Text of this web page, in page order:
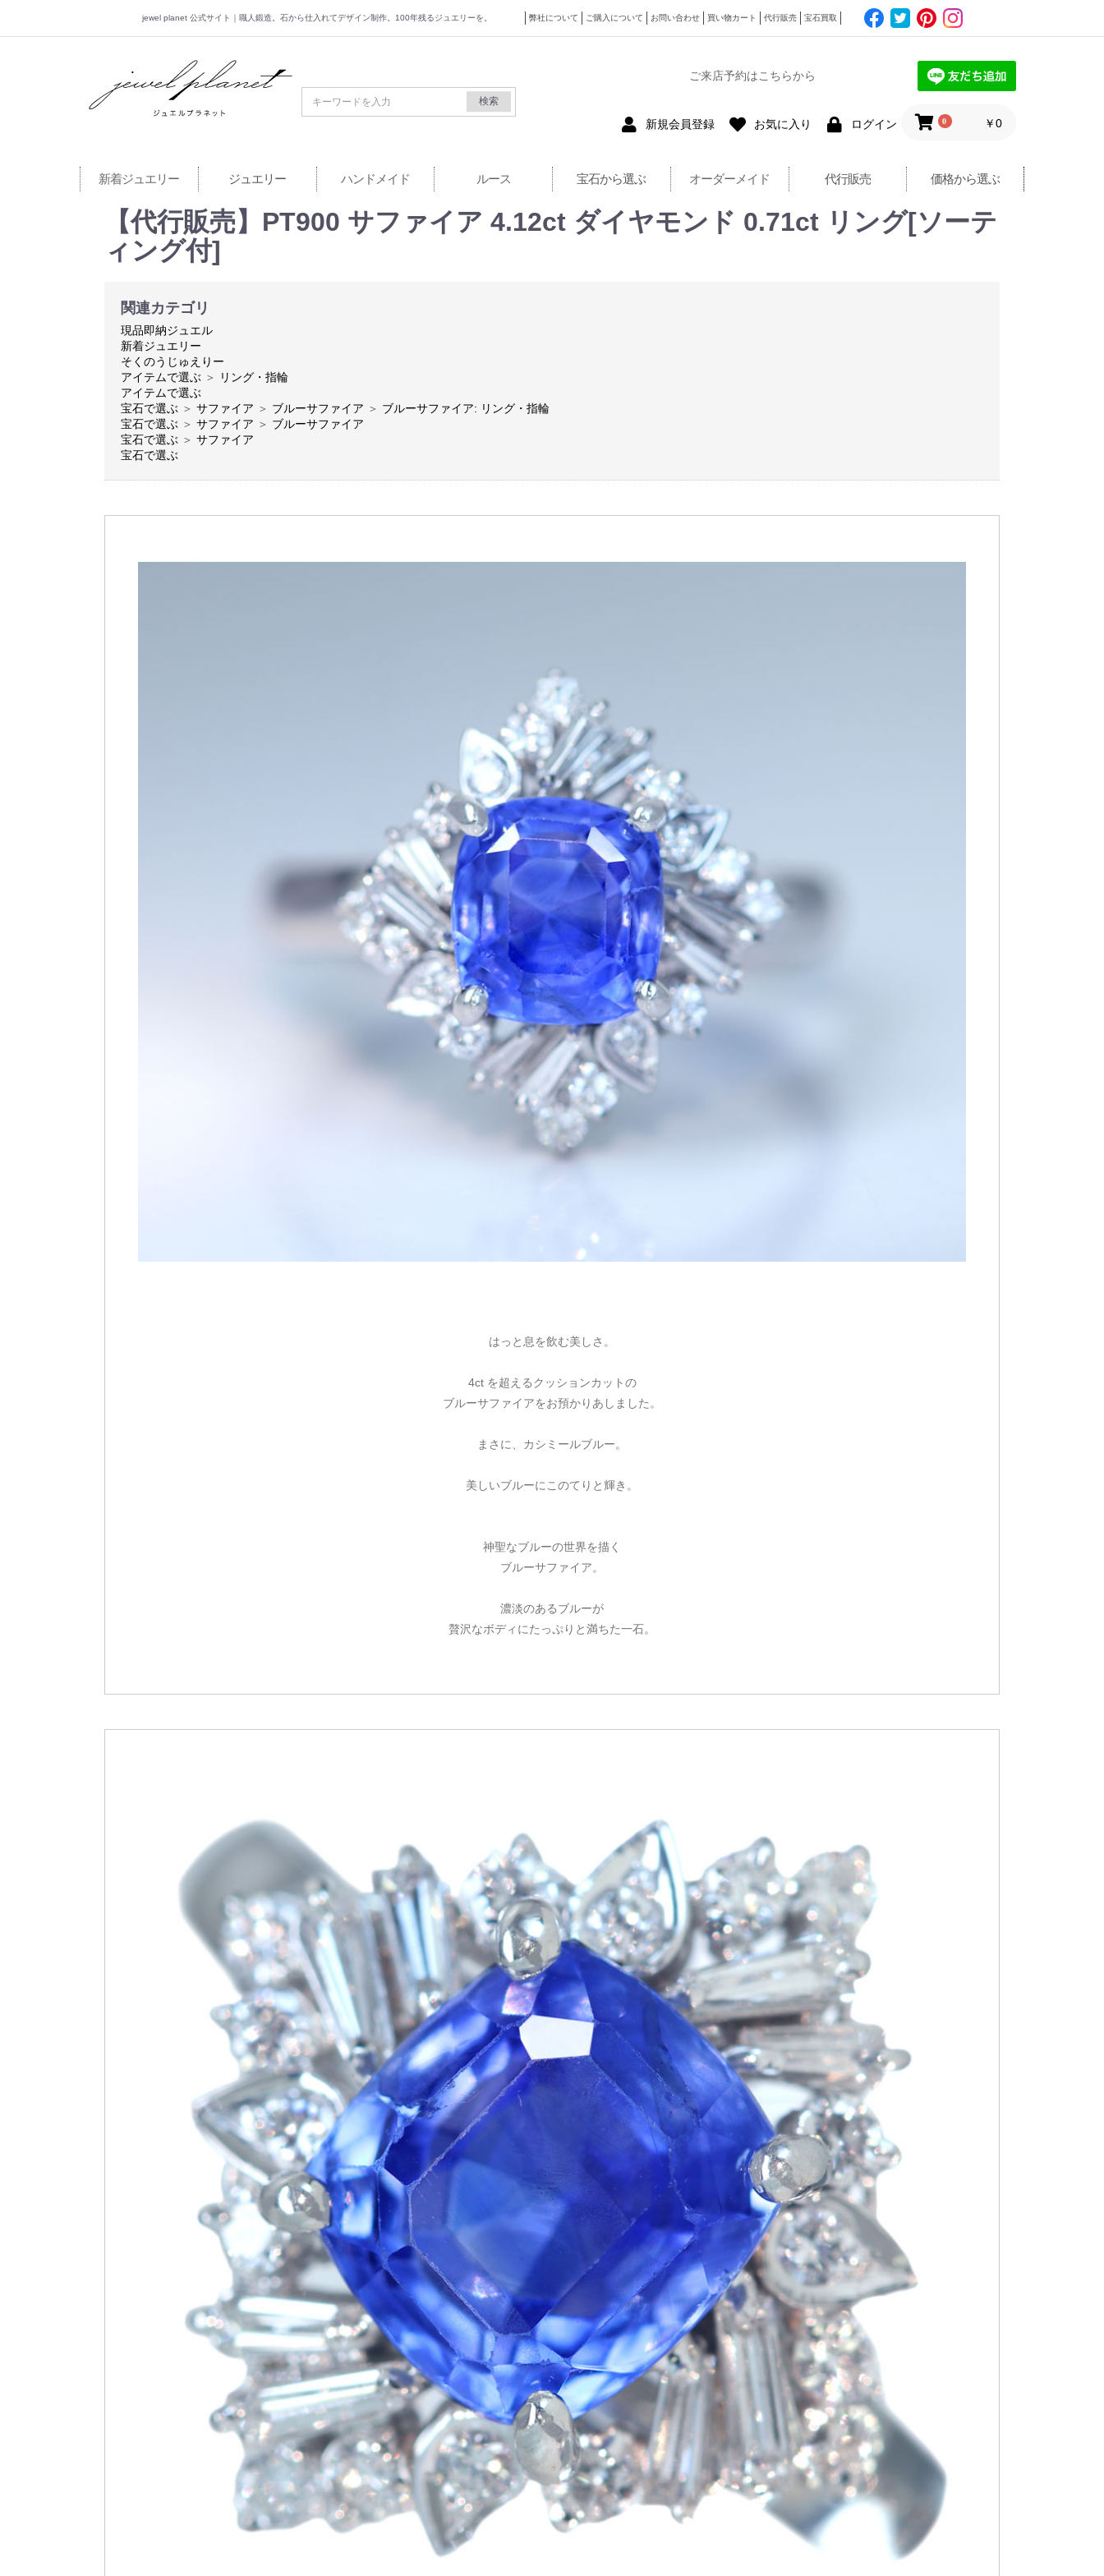
jewel planet 公式サイト｜職人鍛造。石から仕入れてデザイン制作。100年残るジュエリーを。 弊社について ご購入について お問い合わせ 買い物カート 代行販売 宝石買取
jewel planet 公式サイト
検索
ご来店予約はこちらから
新規会員登録 お気に入り ログイン 0 ￥0
新着ジュエリー ジュエリー ハンドメイド ルース 宝石から選ぶ オーダーメイド 代行販売 価格から選ぶ
【代行販売】PT900 サファイア 4.12ct ダイヤモンド 0.71ct リング[ソーテ
ィング付]
関連カテゴリ
現品即納ジュエル
新着ジュエリー
そくのうじゅえりー
アイテムで選ぶ ＞
リング・指輪
アイテムで選ぶ
宝石で選ぶ ＞ サファイア ＞ ブルーサファイア ＞ ブルーサファイア: リング・指輪
宝石で選ぶ ＞ サファイア ＞ ブルーサファイア
宝石で選ぶ ＞ サファイア
宝石で選ぶ
はっと息を飲む美しさ。
4ct を超えるクッションカットの
ブルーサファイアをお預かりあしました。
まさに、カシミールブルー。
美しいブルーにこのてりと輝き。
神聖なブルーの世界を描く
ブルーサファイア。
濃淡のあるブルーが
贅沢なボディにたっぷりと満ちた一石。
ご注文手続き カートを見る お買い物を続ける